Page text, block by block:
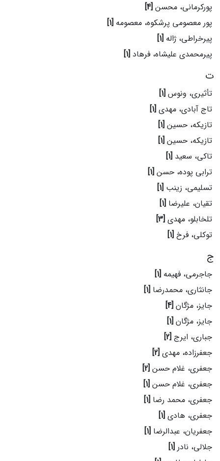
پورکرمانی، محسن [4]
پور معصومی پرشکوه، معصومه [1]
پیرخراطی، ژاله [1]
پیرمحمدی علیشاه، فرهاد [1]
ت
تأثیری، ونوس [1]
تاج آبادی، مهدی [1]
تازیکه، حسین [1]
تازیکه، حسین [1]
تاکی، سعید [1]
ترابی پوده، حسن [1]
تسلیمی، زینب [1]
تقیان، علیرضا [1]
تلخابلو، مهدی [3]
توکلی، فرخ [1]
ج
جاجرمی، فهیمه [1]
جانثاری، محمدرضا [1]
جایز، مژگان [4]
جایز، مژگان [1]
جباری، ایرج [2]
جعفرزاده، مهدی [2]
جعفری، غلام حسن [2]
جعفری، غلام حسن [1]
جعفری، محمد رضا [1]
جعفری، هادی [1]
جعفریان، عبدالرضا [1]
جلالی، نادر [1]